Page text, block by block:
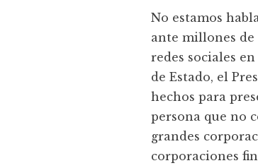
No estamos
ante millones
redes sociales
de Estado, el
hechos para
persona que no
grandes
corporaciones